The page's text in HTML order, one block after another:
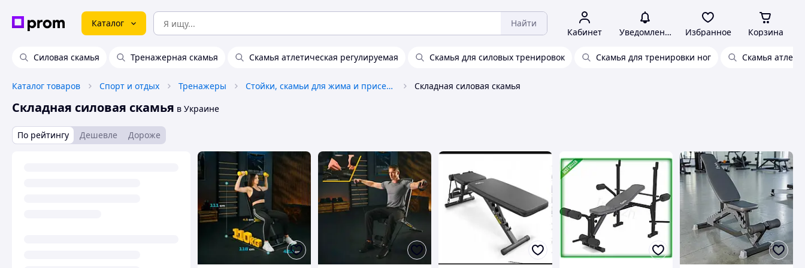
Каталог Найти
Кабинет Уведомления Избранное Корзина
Силовая скамья Тренажерная скамья Скамья атлетическая регулируемая Скамья для силовых тренировок Скамья для тренировки ног Скамья
Каталог товаров Спорт и отдых Тренажеры Стойки, скамьи для жима и приседаний Складная силовая скамья
Складная силовая скамья в Украине
По рейтингу Дешевле Дороже